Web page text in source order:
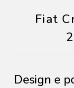
Fiat
Design e